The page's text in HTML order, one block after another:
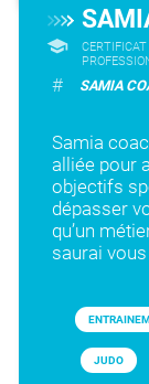
# SAMIA
Samia
alliée pour
objectifs
dépasser
qu’un
saurai
JUDO